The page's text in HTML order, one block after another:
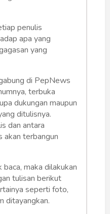
saham.
investasi saham
Oleh karena itu,
mendalam dan
keuangan
dua jenis, yaitu:
memberikan hak
mendapatkan
perusahaan)
penulis
apa yang
yang
di PepNews
terbuka
dukungan maupun
ditulisnya.
dan antara
akan terbangun
maka dilakukan
tulisan berikut
seperti foto,
ditayangkan.